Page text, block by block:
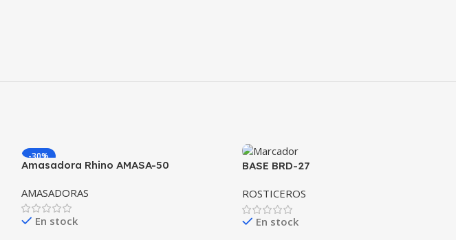
-30%
Amasadora Rhino AMASA-50
AMASADORAS
En stock
BASE BRD-27
ROSTICEROS
En stock